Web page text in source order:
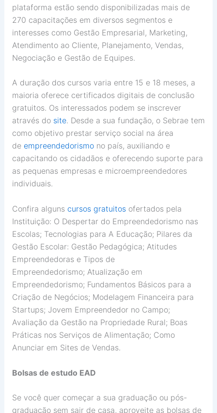
plataforma estão sendo disponibilizadas mais de
270 capacitações em diversos segmentos e
interesses como Gestão Empresarial, Marketing,
Atendimento ao Cliente, Planejamento, Vendas,
Negociação e Gestão de Equipes.
A duração dos cursos varia entre 15 e 18 meses, a
maioria oferece certificados digitais de conclusão
gratuitos. Os interessados podem se inscrever
através do site. Desde a sua fundação, o Sebrae tem
como objetivo prestar serviço social na área
de empreendedorismono país, auxiliando e
capacitando os cidadãos e oferecendo suporte para
as pequenas empresas e microempreendedores
individuais.
Confira alguns cursos gratuitosofertados pela
Instituição: O Despertar do Empreendedorismo nas
Escolas; Tecnologias para A Educação; Pilares da
Gestão Escolar: Gestão Pedagógica; Atitudes
Empreendedoras e Tipos de
Empreendedorismo; Atualização em
Empreendedorismo; Fundamentos Básicos para a
Criação de Negócios; Modelagem Financeira para
Startups; Jovem Empreendedor no Campo;
Avaliação da Gestão na Propriedade Rural; Boas
Práticas nos Serviços de Alimentação; Como
Anunciar em Sites de Vendas.
Bolsas de estudo EAD
Se você quer começar a sua graduação ou pós-
graduação sem sair de casa, aproveite as bolsas de